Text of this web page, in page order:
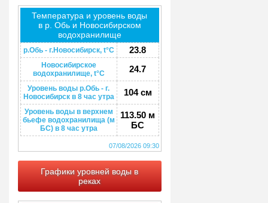
Температура и уровень воды
в р. Обь и Новосибирском
водохранилище
р.Обь - г.Новосибирск, t°C 23.8
Новосибирское
водохранилище, t°C
24.7
Уровень воды р.Обь - г.
Новосибирск в 8 час утра
104 см
Уровень воды в верхнем
бьефе водохранилища (м
БС) в 8 час утра
113.50 м
БС
07/08/2026 09:30
Графики уровней воды в
реках